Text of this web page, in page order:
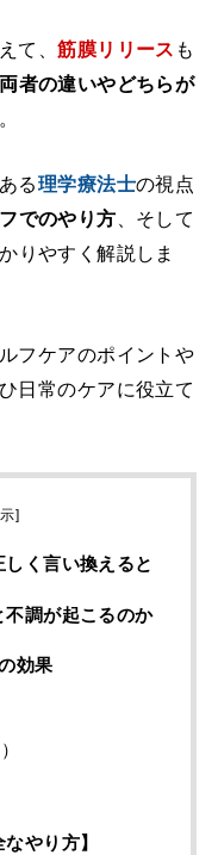
て、筋膜リリース も
両者の違いやどちらが
る理学療法士の視点
でのやり方 、そして
りやすく解説しま
フケアのポイントや
日常のケアに役立て
]
く言い換えると
不調が起こるのか
効果
やり方】